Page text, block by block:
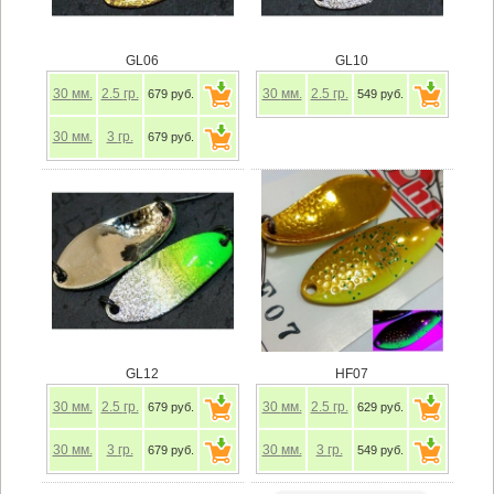
GL06
30 мм. 2.5 гр. 679 руб.
30 мм. 3 гр. 679 руб.
GL10
30 мм. 2.5 гр. 549 руб.
GL12
30 мм. 2.5 гр. 679 руб.
30 мм. 3 гр. 679 руб.
HF07
30 мм. 2.5 гр. 629 руб.
30 мм. 3 гр. 549 руб.